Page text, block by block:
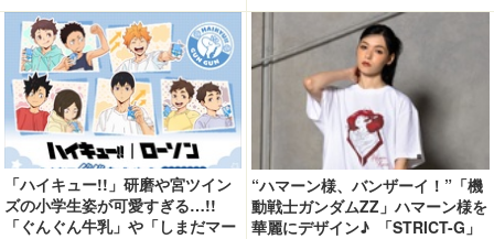
デザイン
「ハイキュー!!」研磨や宮ツイン
ズの小学生姿が可愛すぎる…!!
「ぐんぐん牛乳」や「しまだマー
“ハマーン様、バンザーイ！”「機
動戦士ガンダムZZ」ハマーン様を
華麗にデザイン♪ 「STRICT-G」